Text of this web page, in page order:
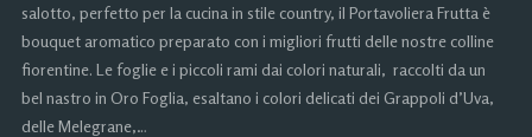
salotto, perfetto per la cucina in stile country, il Portavoliera Frutta è
bouquet aromatico preparato con i migliori frutti delle nostre colline
fiorentine. Le foglie e i piccoli rami dai colori naturali, raccolti da un
bel nastro in Oro Foglia, esaltano i colori delicati dei Grappoli d’Uva,
delle Melegrane,…